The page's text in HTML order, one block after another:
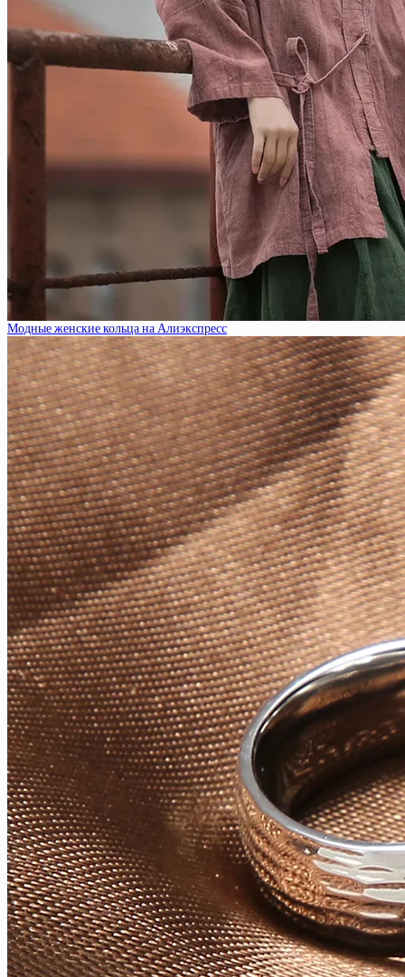
Модные женские кольца на Алиэкспресс